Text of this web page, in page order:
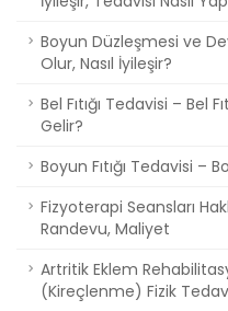
Boyun Düzleşmesi ve
Olur, Nasıl İyileşir?
Bel Fıtığı Tedavisi – Bel
Gelir?
Boyun Fıtığı Tedavisi –
Fizyoterapi Seansları
Randevu, Maliyet
Artritik Eklem
(Kireçlenme) Fizik